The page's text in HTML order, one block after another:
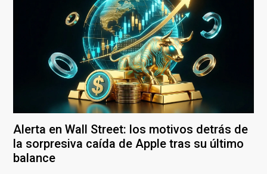
Alerta en Wall Street: los motivos detrás de
la sorpresiva caída de Apple tras su último
balance